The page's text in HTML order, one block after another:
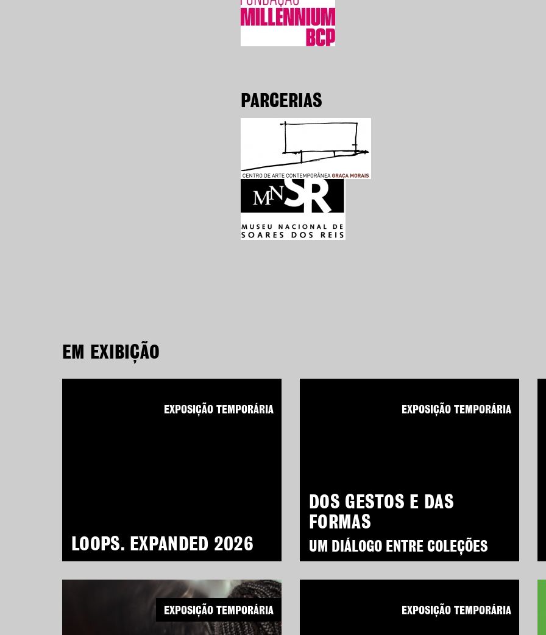
PARCERIAS
EM EXIBIÇÃO
LOOPS. EXPANDED 2026
EXPOSIÇÃO TEMPORÁRIA
DOS GESTOS E DAS
FORMAS
UM DIÁLOGO ENTRE COLEÇÕES
EXPOSIÇÃO TEMPORÁRIA
EXPOSIÇÃO TEMPORÁRIA EXPOSIÇÃO TEMPORÁRIA